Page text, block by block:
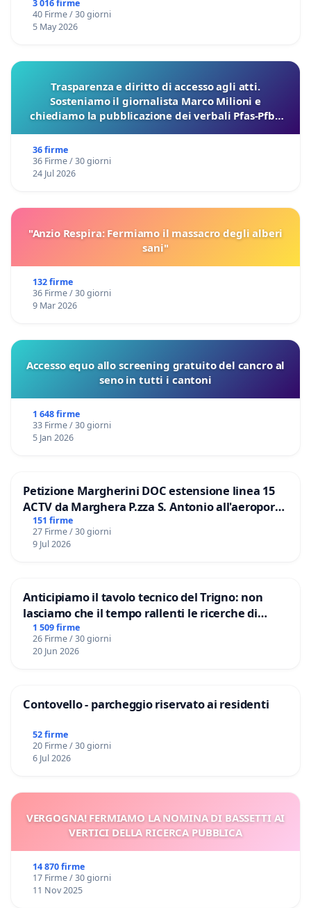
3 016 firme
40 Firme / 30 giorni
5 May 2026
Trasparenza e diritto di accesso agli atti.
Sosteniamo il giornalista Marco Milioni e
chiediamo la pubblicazione dei verbali Pfas-Pfba
36 firme
36 Firme / 30 giorni
24 Jul 2026
"Anzio Respira: Fermiamo il massacro degli alberi
sani"
132 firme
36 Firme / 30 giorni
9 Mar 2026
Accesso equo allo screening gratuito del cancro al
seno in tutti i cantoni
1 648 firme
33 Firme / 30 giorni
5 Jan 2026
Petizione Margherini DOC estensione linea 15
ACTV da Marghera P.zza S. Antonio all'aeroporto
Marco Polo tariffa a € 1,50
151 firme
27 Firme / 30 giorni
9 Jul 2026
Anticipiamo il tavolo tecnico del Trigno: non
lasciamo che il tempo rallenti le ricerche di
Domenico Racanati
1 509 firme
26 Firme / 30 giorni
20 Jun 2026
Contovello - parcheggio riservato ai residenti
52 firme
20 Firme / 30 giorni
6 Jul 2026
VERGOGNA! FERMIAMO LA NOMINA DI BASSETTI AI
VERTICI DELLA RICERCA PUBBLICA
14 870 firme
17 Firme / 30 giorni
11 Nov 2025